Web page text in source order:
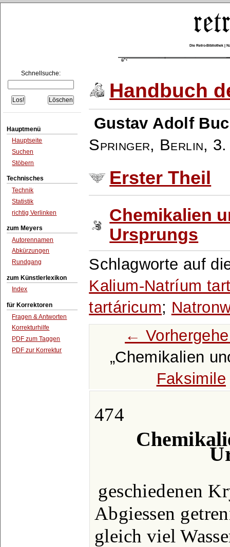
Die Retro-Bibliothek |
Schnellsuche:
Hauptmenü
Hauptseite
Suchen
Stöbern
Technisches
Technik
Statistik
richtig Verlinken
zum Meyers
Autorennamen
Abkürzungen
Rundgang
zum Künstlerlexikon
Index
für Korrektoren
Fragen & Antworten
Korrekturhilfe
PDF zum Taggen
PDF zur Korrektur
Handbuch
Gustav Adolf
Springer, Berlin,
Erster Theil
Chemikalien
Ursprungs
Schlagworte auf
Kalium-Natríum
tartáricum;
←
Chemikalien
Faksimile
474
geschiedenen
Abgiessen
gleich viel